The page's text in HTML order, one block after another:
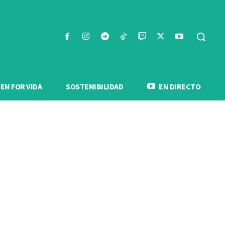
FOR VIDA SOSTENIBILIDAD EN DIRECTO